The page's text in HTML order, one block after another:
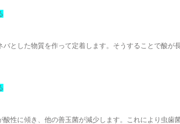
バとした物質を作って定着します。そうすることで酸が
酸性に傾き、他の善玉菌が減少します。これにより虫歯